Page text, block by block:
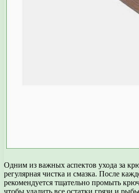
Одним из важных аспектов ухода за
регулярная чистка и смазка. После
рекомендуется тщательно промыть
чтобы удалить все остатки грязи и